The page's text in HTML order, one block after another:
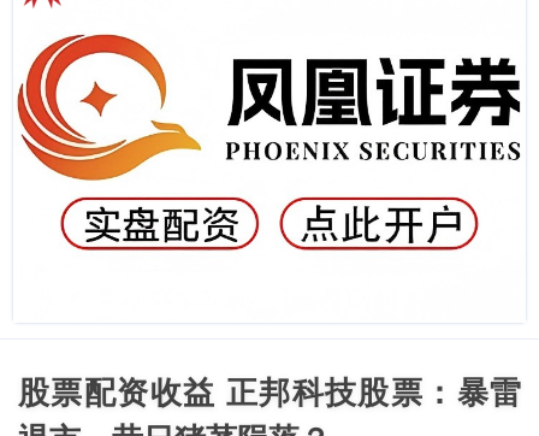
股票配资收益 正邦科技股票：暴雷